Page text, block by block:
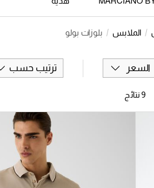
الملابس بلوزات بولو
السعر ترتيب حسب
9نتائج